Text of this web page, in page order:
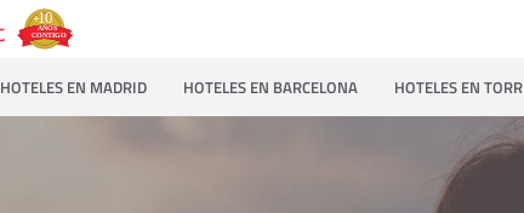
HOTELES EN MADRID HOTELES EN BARCELONA HOTELES EN